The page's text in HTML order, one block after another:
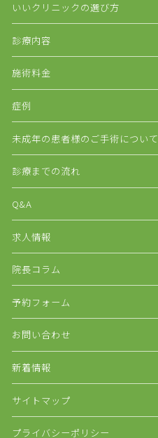
いいクリニックの選び方
診療内容
施術料金
症例
未成年の患者様のご手術について
診療までの流れ
Q&A
求人情報
院長コラム
予約フォーム
お問い合わせ
新着情報
サイトマップ
プライバシーポリシー